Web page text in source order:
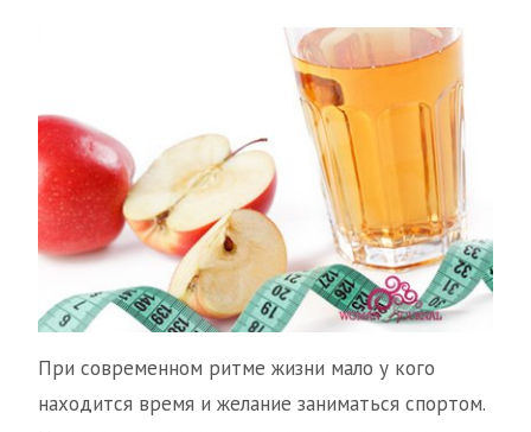
При современном ритме жизни мало у кого
находится время и желание заниматься спортом.